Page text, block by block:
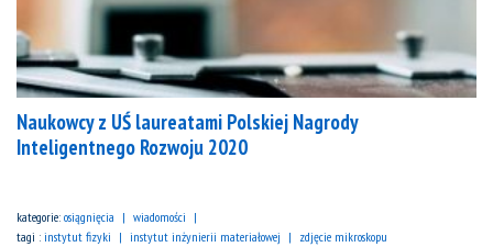
Naukowcy z UŚ laureatami Polskiej Nagrody
Inteligentnego Rozwoju 2020
kategorie: osiągnięcia
wiadomości
tagi : instytut fizyki instytut inżynierii materiałowej zdjęcie mikroskopu